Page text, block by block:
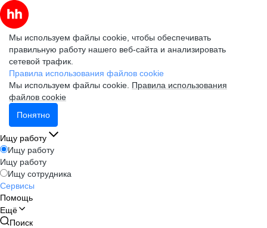
Мы используем файлы cookie, чтобы обеспечивать
правильную работу нашего веб-сайта и анализировать
сетевой трафик.
Правила использования файлов cookie
Мы используем файлы cookie. Правила использования
файлов cookie
Понятно
Ищу работу
Ищу работу
Ищу работу
Ищу сотрудника
Сервисы
Помощь
Ещё
Поиск